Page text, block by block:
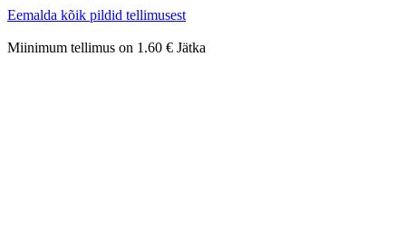
Eemalda kõik pildid tellimusest
Miinimum tellimus on 1.60 € Jätka